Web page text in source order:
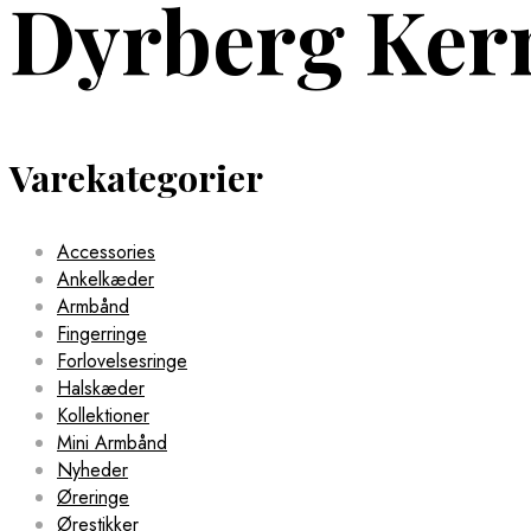
Dyrberg
Varekategorier
Accessories
Ankelkæder
Armbånd
Fingerringe
Forlovelsesringe
Halskæder
Kollektioner
Mini Armbånd
Nyheder
Øreringe
Ørestikker